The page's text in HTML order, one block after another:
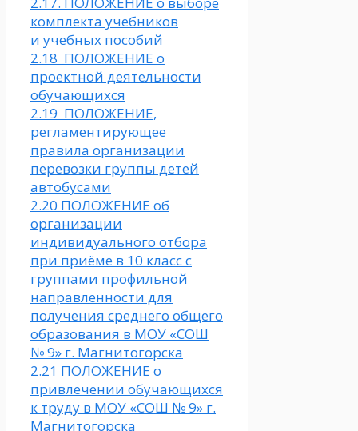
комплекта учебников
и учебных пособий
2.18 ПОЛОЖЕНИЕ о
проектной деятельности
обучающихся
2.19 ПОЛОЖЕНИЕ,
регламентирующее
правила организации
перевозки группы детей
автобусами
2.20 ПОЛОЖЕНИЕ об
организации
индивидуального отбора
при приёме в 10 класс с
группами профильной
направленности для
получения среднего общего
образования в МОУ «СОШ
№ 9» г. Магнитогорска
2.21 ПОЛОЖЕНИЕ о
привлечении обучающихся
к труду в МОУ «СОШ № 9» г.
Магнитогорска